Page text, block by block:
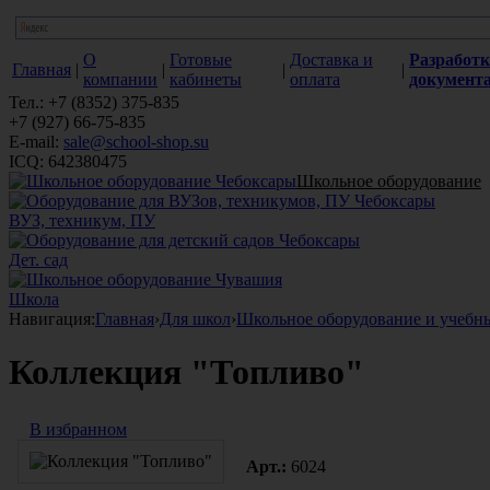
Главная |
О
компании
|
Готовые
кабинеты
|
Доставка и
оплата
|
Тел.: +7 (8352) 375-835
+7 (927) 66-75-835
E-mail: sale@school-shop.su
ICQ: 642380475
Школьное оборудование
ВУЗ, техникум, ПУ
Дет. сад
Школа
Навигация:Главная›Для школ›Школьное оборудование и
Коллекция "Топливо"
В избранном
Арт.: 6024